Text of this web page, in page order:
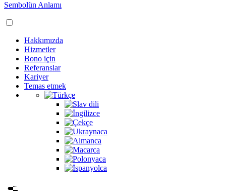
Sembolün Anlamı
Hakkımızda
Hizmetler
Bono için
Referanslar
Kariyer
Temas etmek